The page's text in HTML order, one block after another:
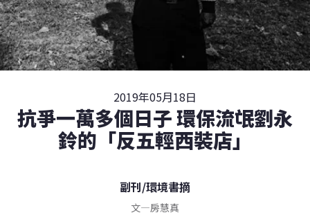
2019年05月18日
抗爭一萬多個日子 環保流氓劉永
鈴的「反五輕西裝店」
副刊/環境書摘
文—房慧真